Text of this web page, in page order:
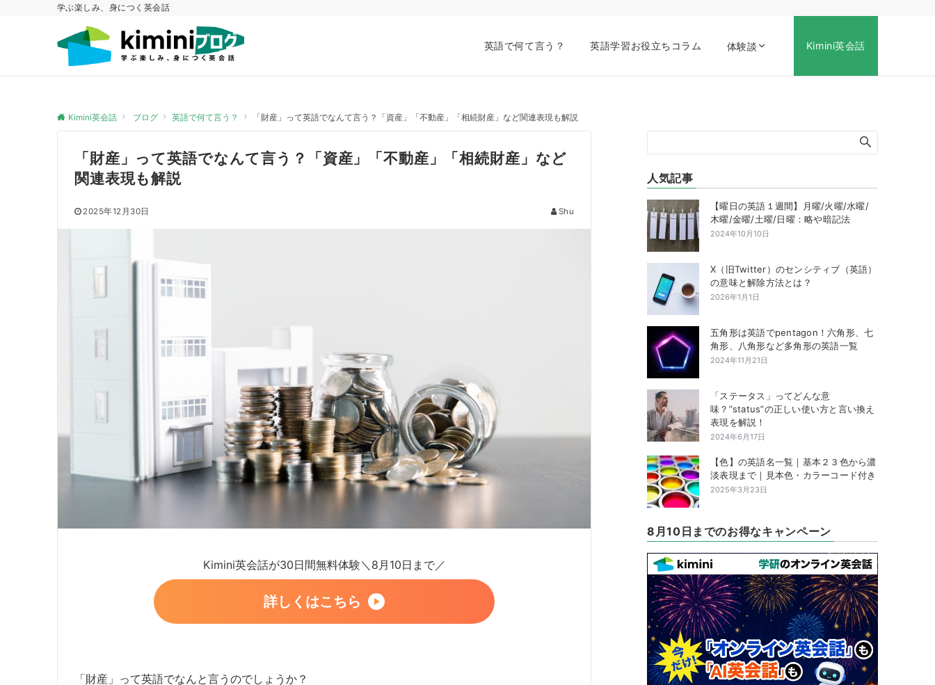
学ぶ楽しみ、身につく英会話
英語で何て言う？ 英語学習お役立ちコラム 体験談 Kimini英会話
Kimini英会話 ブログ 英語で何て言う？ 「財産」って英語でなんて言う？「資産」「不動産」「相続財産」など関連表現も解説
「財産」って英語でなんて言う？「資産」「不動産」「相続財産」など
関連表現も解説
2025年12月30日 Shu
Kimini英会話が30日間無料体験＼8月10日まで／
詳しくはこちら
「財産」って英語でなんと言うのでしょうか？
人気記事
【曜日の英語１週間】月曜/火曜/水曜/
木曜/金曜/土曜/日曜：略や暗記法
2024年10月10日
X（旧Twitter）のセンシティブ（英語）
の意味と解除方法とは？
2026年1月1日
五角形は英語でpentagon！六角形、七
角形、八角形など多角形の英語一覧
2024年11月21日
「ステータス」ってどんな意
味？”status”の正しい使い方と言い換え
表現を解説！
2024年6月17日
【色】の英語名一覧｜基本２３色から濃
淡表現まで｜見本色・カラーコード付き
2025年3月23日
8月10日までのお得なキャンペーン